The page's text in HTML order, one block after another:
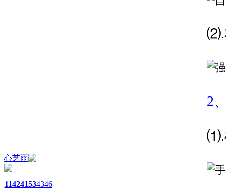
心芝雨
114241534346
⑵.
2
⑴.